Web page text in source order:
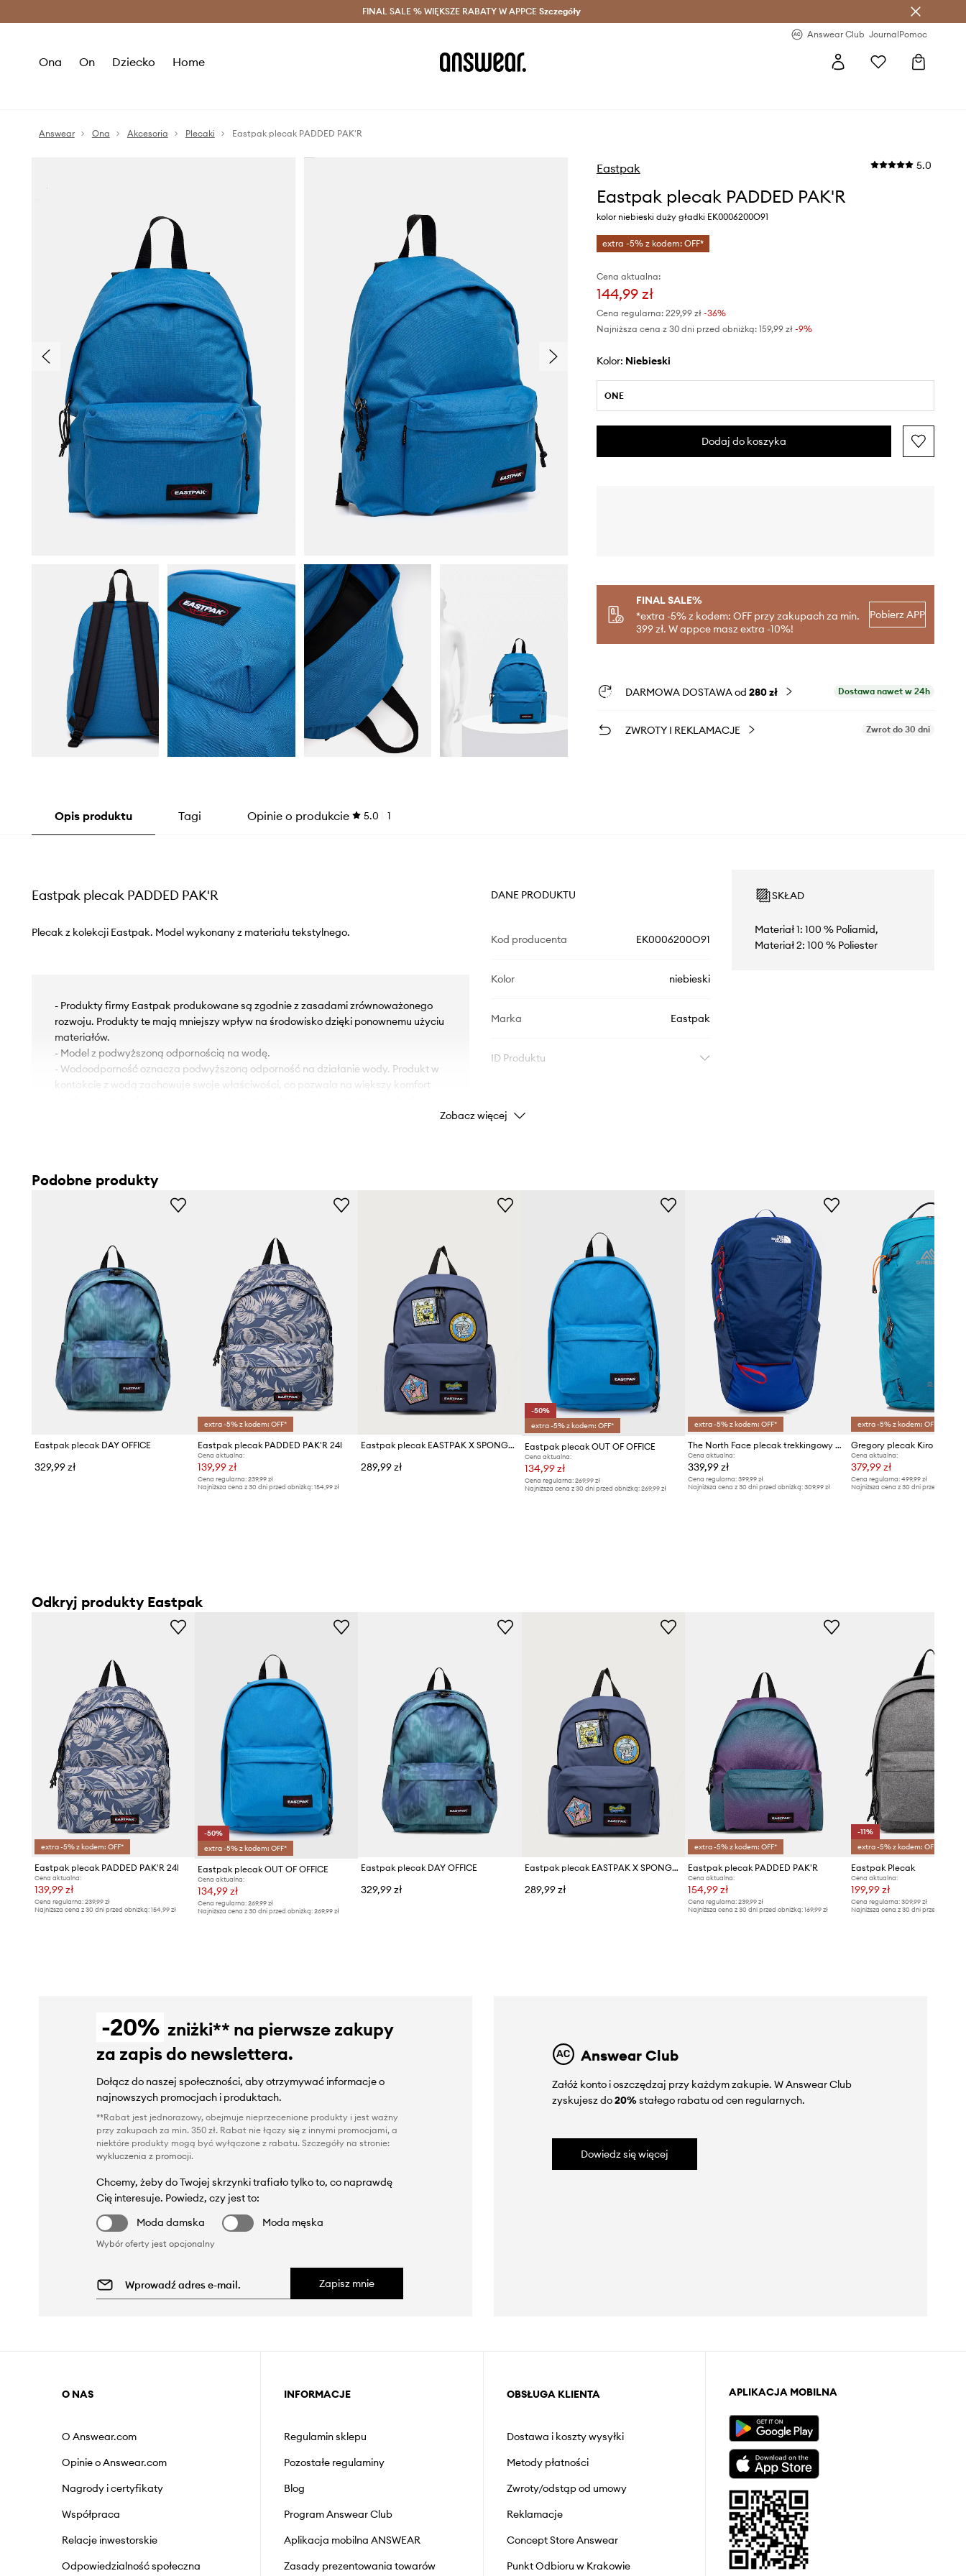
Oszczędzaj z Answear Club > Dostawa nawet w 24h >
FINAL SALE % WIĘKSZE RABATY W APPCE Szczegóły
Answear Club JournalPomoc
Ona On Dziecko Home
Answear Ona Akcesoria Plecaki Eastpak plecak PADDED PAK'R
Eastpak 5.0
Eastpak plecak PADDED PAK'R
kolor niebieski duży gładki EK0006200O91
extra -5% z kodem: OFF*
Cena aktualna:
144,99 zł
Cena regularna: 229,99 zł-36%
Najniższa cena z 30 dni przed obniżką: 159,99 zł -9%
Kolor: niebieski
ONE
Dodaj do koszyka
FINAL SALE%
*extra -5% z kodem: OFF przy zakupach za min.
399 zł. W appce masz extra -10%!
Pobierz APP
DARMOWA DOSTAWA od 280 zł Dostawa nawet w 24h
ZWROTY I REKLAMACJE Zwrot do 30 dni
Opis produktu Tagi Opinie o produkcie 5.0 1
Eastpak plecak PADDED PAK'R
Plecak z kolekcji Eastpak. Model wykonany z materiału tekstylnego.
- Produkty firmy Eastpak produkowane są zgodnie z zasadami zrównoważonego
rozwoju. Produkty te mają mniejszy wpływ na środowisko dzięki ponownemu użyciu
materiałów.
- Model z podwyższoną odpornością na wodę.
- Wodoodporność oznacza podwyższoną odporność na działanie wody. Produkt w
kontakcie z wodą zachowuje swoje właściwości, co pozwala na większy komfort
- Z przodu kieszonka zapinana na suwak.
- Krótki uchwyt dla komfortowego noszenia w dłoni.
użytkownika.
- Pojemność: 24 l.
- Głębokość: 18 cm.
- Wysokość: 40 cm.
- Szerokość u podstawy: 30 cm.
DANE PRODUKTU
Kod producenta EK0006200O91
Kolor niebieski
Marka Eastpak
ID Produktu
SKŁAD
Materiał 1: 100 % Poliamid,
Materiał 2: 100 % Poliester
Zobacz więcej
Podobne produkty
Eastpak plecak DAY OFFICE
329,99 zł
extra -5% z kodem: OFF*
Eastpak plecak PADDED PAK'R 24l
Cena aktualna:
139,99 zł
Cena regularna:239,99 zł
Najniższa cena z 30 dni przed obniżką:154,99 zł
Eastpak plecak EASTPAK X SPONGEBOB
289,99 zł
-50%
extra -5% z kodem: OFF*
Eastpak plecak OUT OF OFFICE
Cena aktualna:
134,99 zł
Cena regularna: 269,99 zł
Najniższa cena z 30 dni przed obniżką: 269,99 zł
extra -5% z kodem: OFF*
The North Face plecak trekkingowy Basin 18L
Cena aktualna:
339,99 zł
Cena regularna:399,99 zł
Najniższa cena z 30 dni przed obniżką:309,99 zł
extra -5% z kodem: OFF*
Gregory plecak Kiro 20L
Cena aktualna:
379,99 zł
Cena regularna: 499,99 zł
Najniższa cena z 30 dni przed obniżką:
Odkryj produkty Eastpak
extra -5% z kodem: OFF*
Eastpak plecak PADDED PAK'R 24l
Cena aktualna:
139,99 zł
Cena regularna: 239,99 zł
Najniższa cena z 30 dni przed obniżką: 154,99 zł
-50%
extra -5% z kodem: OFF*
Eastpak plecak OUT OF OFFICE
Cena aktualna:
134,99 zł
Cena regularna:269,99 zł
Najniższa cena z 30 dni przed obniżką:269,99 zł
Eastpak plecak DAY OFFICE
329,99 zł
Eastpak plecak EASTPAK X SPONGEBOB
289,99 zł
extra -5% z kodem: OFF*
Eastpak plecak PADDED PAK'R
Cena aktualna:
154,99 zł
Cena regularna:239,99 zł
Najniższa cena z 30 dni przed obniżką:169,99 zł
-11%
extra -5% z kodem: OFF*
Eastpak Plecak
Cena aktualna:
199,99 zł
Cena regularna: 309,99 zł
Najniższa cena z 30 dni przed obniżką:
-20% zniżki** na pierwsze zakupy
za zapis do newslettera.
Dołącz do naszej społeczności, aby otrzymywać informacje o
najnowszych promocjach i produktach.
**Rabat jest jednorazowy, obejmuje nieprzecenione produkty i jest ważny
przy zakupach za min. 350 zł. Rabat nie łączy się z innymi promocjami, a
niektóre produkty mogą być wyłączone z rabatu. Szczegóły na stronie:
wykluczenia z promocji.
Chcemy, żeby do Twojej skrzynki trafiało tylko to, co naprawdę
Cię interesuje. Powiedz, czy jest to:
Moda damska
Moda męska
Wybór oferty jest opcjonalny
Zapisz mnie
Answear Club
Załóż konto i oszczędzaj przy każdym zakupie. W Answear Club
zyskujesz do20%stałego rabatu od cen regularnych.
Dowiedz się więcej
O NAS
O Answear.com
Opinie o Answear.com
Nagrody i certyfikaty
Współpraca
Relacje inwestorskie
Odpowiedzialność społeczna
INFORMACJE
Regulamin sklepu
Pozostałe regulaminy
Blog
Program Answear Club
Aplikacja mobilna ANSWEAR
Zasady prezentowania towarów
OBSŁUGA KLIENTA
Dostawa i koszty wysyłki
Metody płatności
Zwroty/odstąp od umowy
Reklamacje
Concept Store Answear
Punkt Odbioru w Krakowie
APLIKACJA MOBILNA